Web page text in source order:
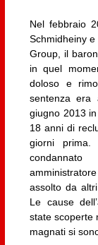
Nel febbraio
Schmidheiny
Group, il
in quel
doloso e
sentenza era
giugno 2013
18 anni di
giorni prima.
assolto da
Le cause
state scoperte
magnati si